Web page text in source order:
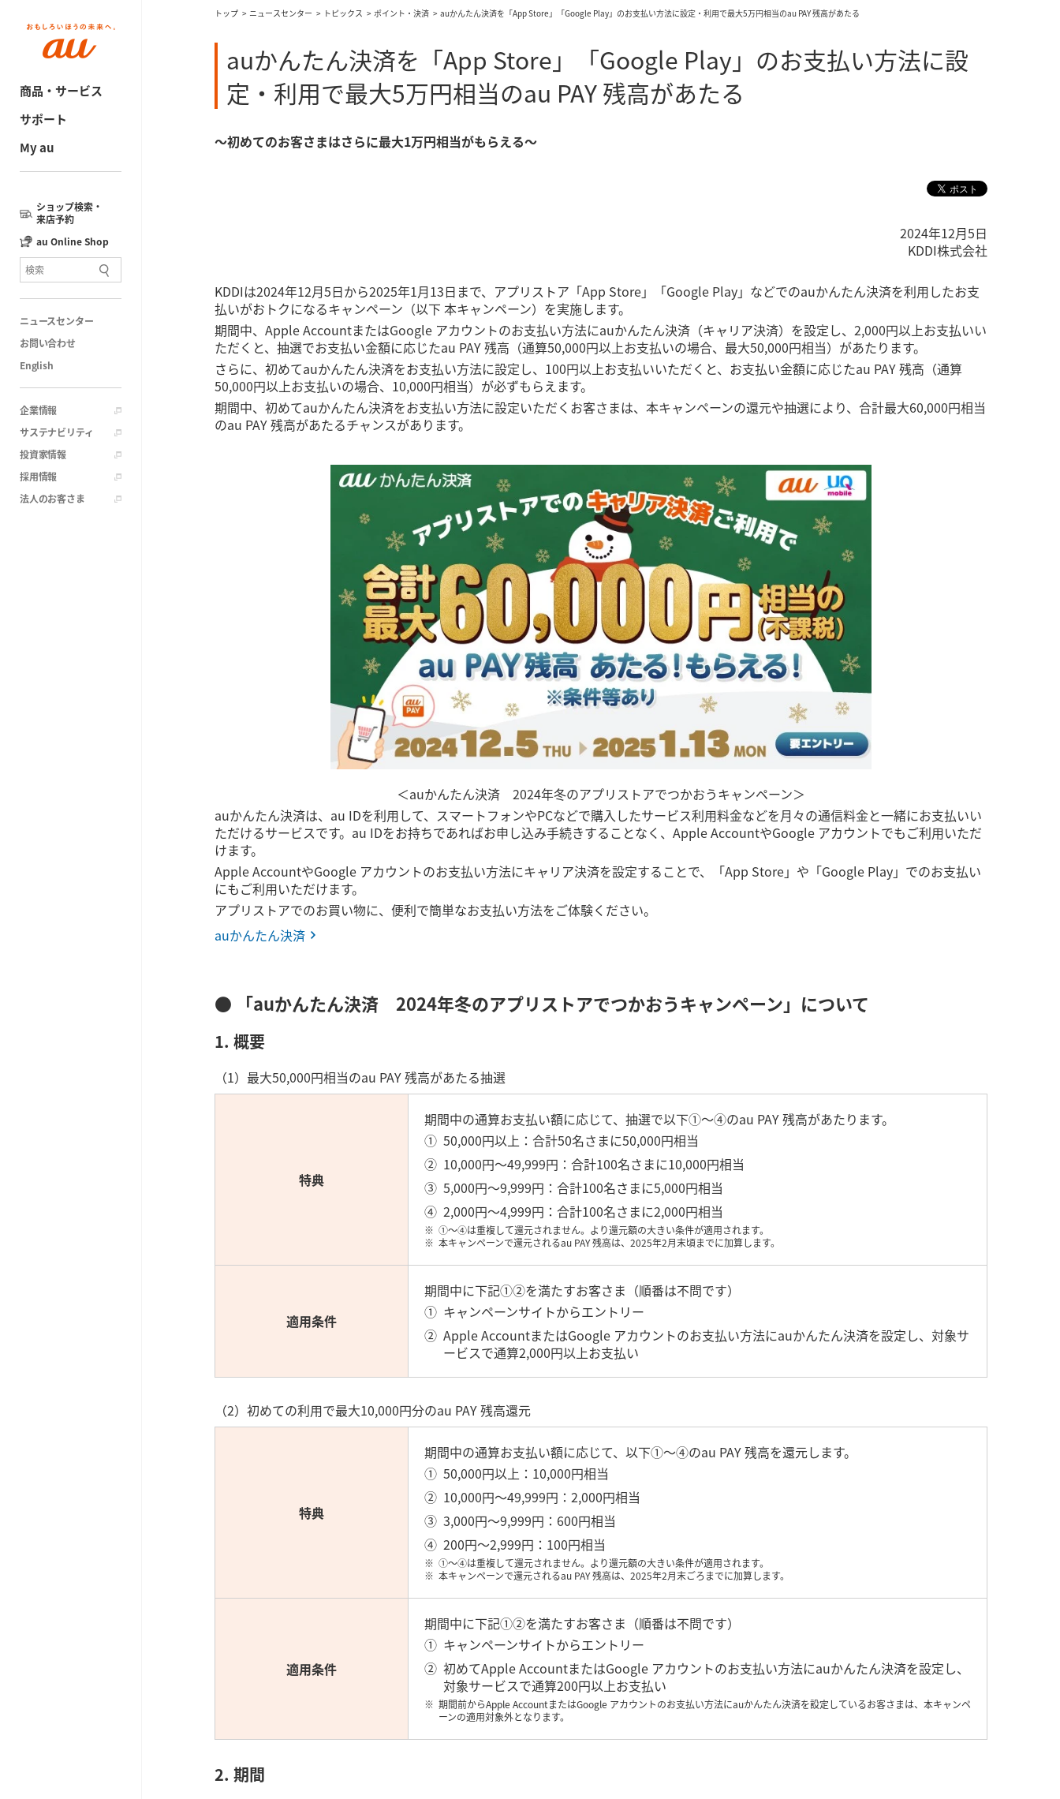
商品・サービス
サポート
My au
ショップ検索・
来店予約
au Online Shop
ニュースセンター
お問い合わせ
English
企業情報
サステナビリティ
投資家情報
採用情報
法人のお客さま
トップ ニュースセンター トピックス ポイント・決済 auかんたん決済を「App Store」「Google Play」のお支払い方法に設定・利用で最大5万円相当のau PAY 残高があたる
auかんたん決済を「App Store」「Google Play」のお支払い方法に設
定・利用で最大5万円相当のau PAY 残高があたる
～初めてのお客さまはさらに最大1万円相当がもらえる～
2024年12月5日
KDDI株式会社
KDDIは2024年12月5日から2025年1月13日まで、アプリストア「App Store」「Google Play」などでのauかんたん決済を利用したお支
払いがおトクになるキャンペーン（以下 本キャンペーン）を実施します。
期間中、Apple AccountまたはGoogle アカウントのお支払い方法にauかんたん決済（キャリア決済）を設定し、2,000円以上お支払いい
ただくと、抽選でお支払い金額に応じたau PAY 残高（通算50,000円以上お支払いの場合、最大50,000円相当）があたります。
さらに、初めてauかんたん決済をお支払い方法に設定し、100円以上お支払いいただくと、お支払い金額に応じたau PAY 残高（通算
50,000円以上お支払いの場合、10,000円相当）が必ずもらえます。
期間中、初めてauかんたん決済をお支払い方法に設定いただくお客さまは、本キャンペーンの還元や抽選により、合計最大60,000円相当
のau PAY 残高があたるチャンスがあります。
＜auかんたん決済 2024年冬のアプリストアでつかおうキャンペーン＞
auかんたん決済は、au IDを利用して、スマートフォンやPCなどで購入したサービス利用料金などを月々の通信料金と一緒にお支払いい
ただけるサービスです。au IDをお持ちであればお申し込み手続きすることなく、Apple AccountやGoogle アカウントでもご利用いただ
けます。
Apple AccountやGoogle アカウントのお支払い方法にキャリア決済を設定することで、「App Store」や「Google Play」でのお支払い
にもご利用いただけます。
アプリストアでのお買い物に、便利で簡単なお支払い方法をご体験ください。
auかんたん決済
● 「auかんたん決済 2024年冬のアプリストアでつかおうキャンペーン」について
1. 概要
（1）最大50,000円相当のau PAY 残高があたる抽選
特典
期間中の通算お支払い額に応じて、抽選で以下①～④のau PAY 残高があたります。
50,000円以上：合計50名さまに50,000円相当
10,000円～49,999円：合計100名さまに10,000円相当
5,000円～9,999円：合計100名さまに5,000円相当
2,000円～4,999円：合計100名さまに2,000円相当
①～④は重複して還元されません。より還元額の大きい条件が適用されます。
本キャンペーンで還元されるau PAY 残高は、2025年2月末頃までに加算します。
適用条件
期間中に下記①②を満たすお客さま（順番は不問です）
キャンペーンサイトからエントリー
Apple AccountまたはGoogle アカウントのお支払い方法にauかんたん決済を設定し、対象サ
ービスで通算2,000円以上お支払い
（2）初めての利用で最大10,000円分のau PAY 残高還元
特典
期間中の通算お支払い額に応じて、以下①～④のau PAY 残高を還元します。
50,000円以上：10,000円相当
10,000円～49,999円：2,000円相当
3,000円～9,999円：600円相当
200円～2,999円：100円相当
①～④は重複して還元されません。より還元額の大きい条件が適用されます。
本キャンペーンで還元されるau PAY 残高は、2025年2月末ごろまでに加算します。
適用条件
期間中に下記①②を満たすお客さま（順番は不問です）
キャンペーンサイトからエントリー
初めてApple AccountまたはGoogle アカウントのお支払い方法にauかんたん決済を設定し、
対象サービスで通算200円以上お支払い
期間前からApple AccountまたはGoogle アカウントのお支払い方法にauかんたん決済を設定しているお客さまは、本キャンペ
ーンの適用対象外となります。
2. 期間